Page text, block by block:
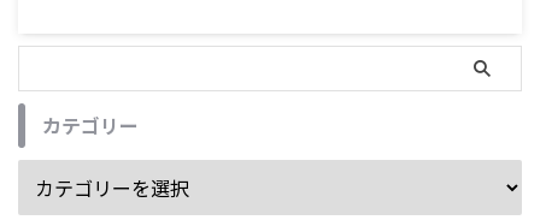
カテゴリー